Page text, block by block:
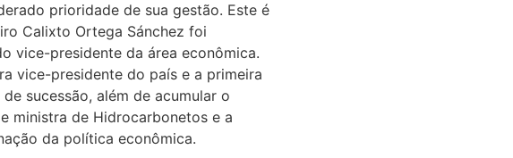
prioridade de sua gestão. Este é
Calixto Ortega Sánchez foi
vice-presidente da área econômica.
vice-presidente do país e a primeira
de sucessão, além de acumular o
ministra de Hidrocarbonetos e a
da política econômica.